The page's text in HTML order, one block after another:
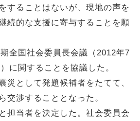
することはないが、現地の声を
続的な支援に寄与することを願
全国社会委員長会議（2012年7
に関することを協議した。
災として発題候補者をたてて、
交渉することとなった。
担当者を決定した。社会委員会